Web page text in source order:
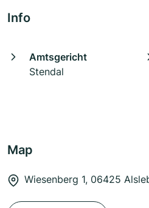
Info
Amtsgericht
Stendal
Map
Wiesenberg 1, 06425